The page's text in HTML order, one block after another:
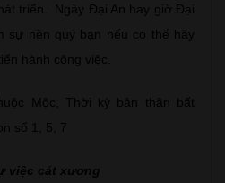
triển. Ngày Đại An hay giờ Đại
sự nên quý bạn nếu có thể hãy
hành công việc.
Mộc, Thời kỳ bản thân bất
số 1, 5, 7
việc cát xương